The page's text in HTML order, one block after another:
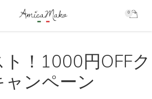
AmicaMako
0
！1000円OFFク
ンペーン